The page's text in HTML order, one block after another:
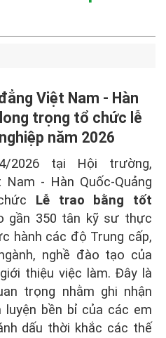
Việt Nam - Hàn
trọng tổ chức lễ
năm 2026
2026 tại Hội trường,
- Hàn Quốc-Quảng
Lễ trao bằng tốt
gần 350 tân kỹ sư thực
hành các độ Trung cấp,
nghề đào tạo của
thiệu việc làm. Đây là
trọng nhằm ghi nhận
bền bỉ của các em
dấu thời khắc các thế